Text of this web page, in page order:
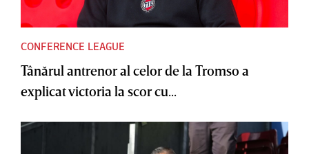
CONFERENCE LEAGUE
Tânărul antrenor al celor de la Tromso a
explicat victoria la scor cu...